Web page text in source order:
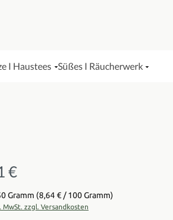
I Haustees Süßes I Räucherwerk
Preis:
€
Gramm (8,64 € / 100 Gramm)
MwSt. zzgl. Versandkosten